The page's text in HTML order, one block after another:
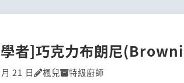
者]巧克力布朗尼
21 日 楓兒 特級廚師